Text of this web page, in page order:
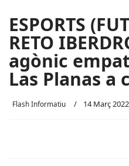
ESPORTS
RETO
agònic
Las Planas a
Flash Informatiu 14 Març 2022